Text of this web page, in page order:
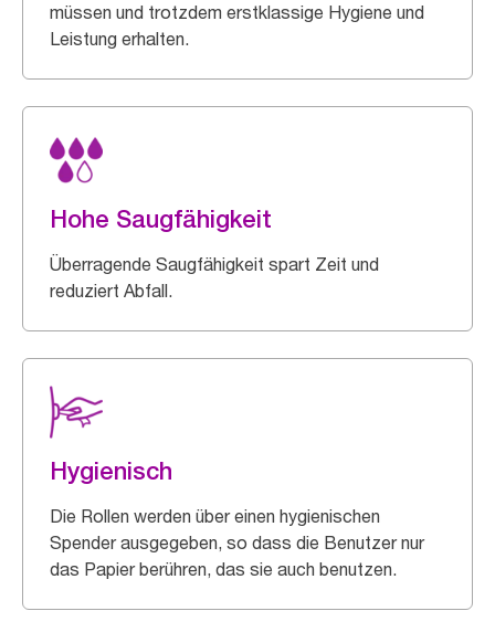
müssen und trotzdem erstklassige Hygiene und
Leistung erhalten.
Hohe Saugfähigkeit
Überragende Saugfähigkeit spart Zeit und
reduziert Abfall.
Hygienisch
Die Rollen werden über einen hygienischen
Spender ausgegeben, so dass die Benutzer nur
das Papier berühren, das sie auch benutzen.